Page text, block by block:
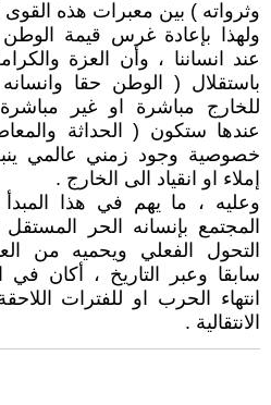
وثرواته ) بين معبرات هذه القوى
ولهذا بإعادة غرس قيمة
عند انساننا ، وأن العزة
باستقلال ( الوطن حقا
للخارج مباشرة او غير
عندها ستكون ( الحداثة
خصوصية وجود زمني عالمي
إملاء او انقياد الى الخارج .
وعليه ، ما يهم في هذا
المجتمع بإنسانه الحر
التحول الفعلي ويحميه من
سابقا وعبر التاريخ ، أكان في
انتهاء الحرب او للفترات
الانتقالية .